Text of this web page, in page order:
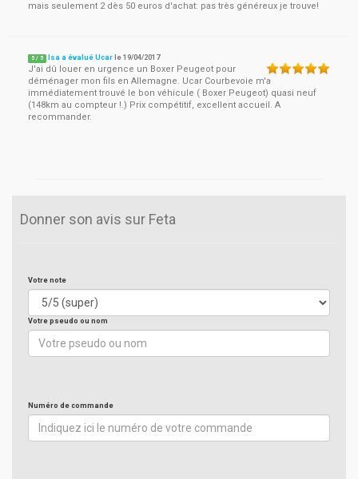
mais seulement 2 dès 50 euros d'achat: pas très généreux je trouve!
5 / 5 Isa a évalué Ucar le19/04/2017
J'ai dû louer en urgence un Boxer Peugeot pour
déménager mon fils en Allemagne. Ucar Courbevoie m'a
immédiatement trouvé le bon véhicule ( Boxer Peugeot) quasi neuf
(148km au compteur !.) Prix compétitif, excellent accueil. A
recommander.
Donner son avis sur Feta
Votre note
Votre pseudo ou nom
Numéro de commande